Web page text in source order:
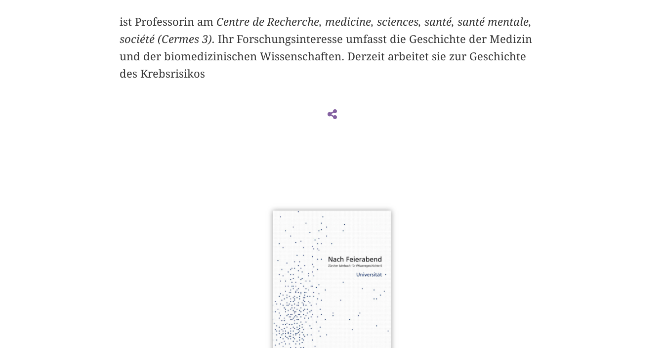
ist Professorin am Centre de Recherche, medicine, sciences, santé, santé mentale,
société (Cermes 3). Ihr Forschungsinteresse umfasst die Geschichte der Medizin
und der biomedizinischen Wissenschaften. Derzeit arbeitet sie zur Geschichte
des Krebsrisikos